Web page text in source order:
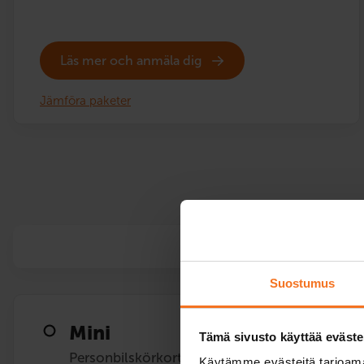
Suostumus
Tämä sivusto käyttää
Läs mer och anmäla dig
Jämföra paketer
Mini
Personbilskörkort (B)